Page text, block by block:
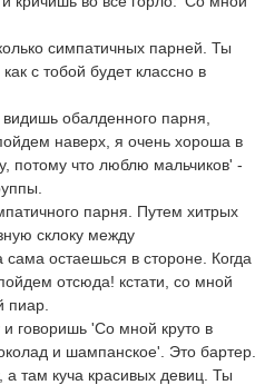
симпатичных парней. Ты
с тобой будет классно в
обалденного парня,
наверх, я очень хороша в
потому что люблю мальчиков' -
парня. Путем хитрых
склоку между
остаешься в стороне. Когда
отсюда! кстати, со мной
пиар.
говоришь 'Со мной круто в
и шампанское'. Это бартер.
там куча красивых девиц. Ты